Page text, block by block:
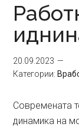
20.09.2023
Категории:
Современата
динамика на